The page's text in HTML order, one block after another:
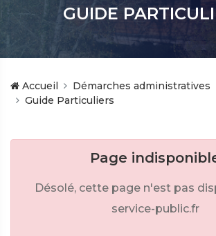
GUIDE
Accueil
Démarches administratives
Guide Particuliers
Page
Désolé, cette page n'est pas
service-public.fr